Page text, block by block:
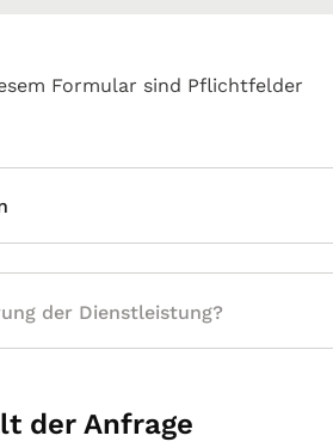
Formular sind Pflichtfelder
der Anfrage